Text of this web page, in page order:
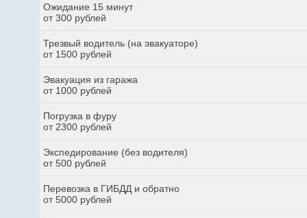
Ожидание 15 минут
от 300 рублей
Трезвый водитель (на эвакуаторе)
от 1500 рублей
Эвакуация из гаража
от 1000 рублей
Погрузка в фуру
от 2300 рублей
Экспедирование (без водителя)
от 500 рублей
Перевозка в ГИБДД и обратно
от 5000 рублей